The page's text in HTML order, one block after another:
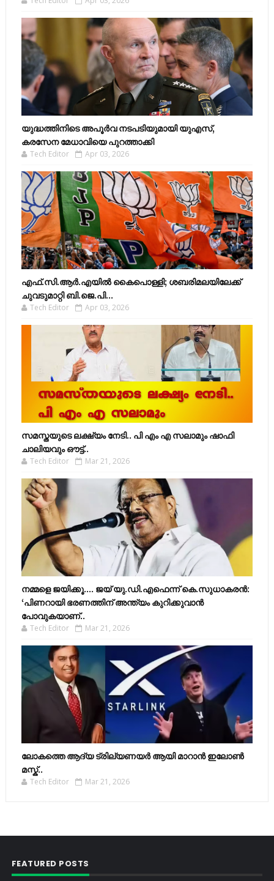
യുദ്ധത്തിനിടെ അപൂർവ നടപടിയുമായി യുഎസ്,
കരസേന മേധാവിയെ പുറത്താക്കി
Tech Editor Apr 03, 2026
എഫ്​.സി.ആർ.എയിൽ കൈപൊള്ളി; ശബരിമലയിലേക്ക്​
ചുവടുമാറ്റി ബി.ജെ.പി...
Tech Editor Apr 03, 2026
സമസ്തയുടെ ലക്ഷ്യം നേടി.. പി എം എ സലാമും ഷാഫി
ചാലിയവും ഔട്ട്..
Tech Editor Mar 21, 2026
നമ്മളെ ജയിക്കൂ.... ജയ് യു.ഡി.എഫെന്ന് കെ.സുധാകരൻ:
‘പിണറായി ഭരണത്തിന് അന്ത്യം കുറിക്കുവാൻ
പോവുകയാണ്..
Tech Editor Mar 21, 2026
ലോകത്തെ ആദ്യ ട്രില്യണയർ ആയി മാറാൻ ഇലോൺ
മസ്ക്..
Tech Editor Mar 21, 2026
FEATURED POSTS